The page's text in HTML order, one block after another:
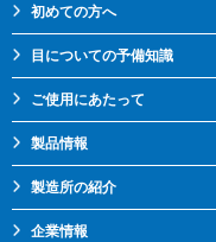
初めての方へ
目についての予備知識
ご使用にあたって
製品情報
製造所の紹介
企業情報